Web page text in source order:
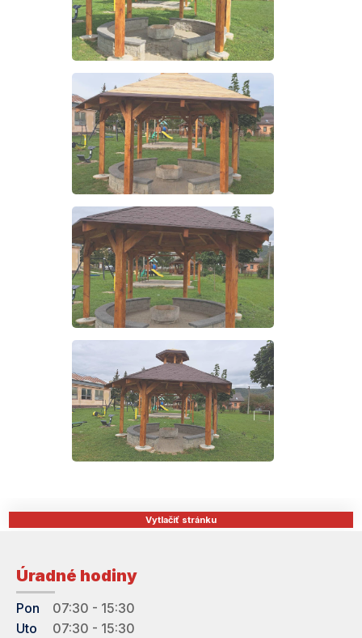
Vytlačiť stránku
Úradné hodiny
Pon
07:30 - 15:30
Uto
07:30 - 15:30